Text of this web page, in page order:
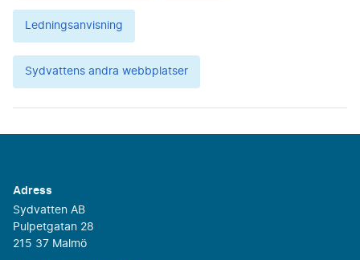
Ledningsanvisning
Sydvattens andra webbplatser
Adress
Sydvatten AB
Pulpetgatan 28
215 37 Malmö